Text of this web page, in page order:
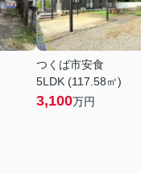
つくば市安食
5LDK (117.58㎡)
3,100万円